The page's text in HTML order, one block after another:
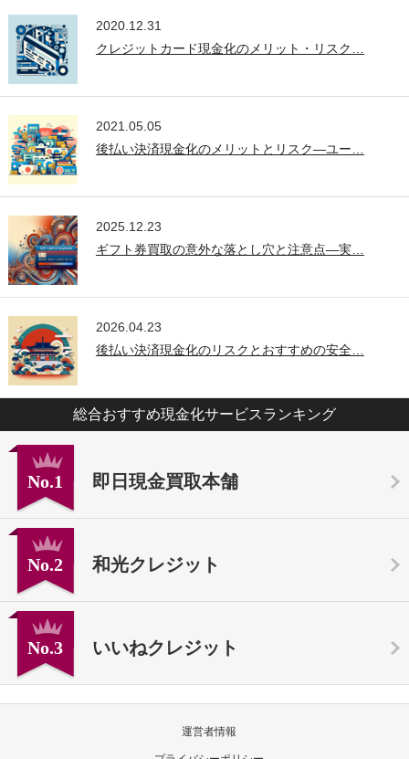
2020.12.31
クレジットカード現金化のメリット・リスク…
2021.05.05
後払い決済現金化のメリットとリスク—ユー…
2025.12.23
ギフト券買取の意外な落とし穴と注意点—実…
2026.04.23
後払い決済現金化のリスクとおすすめの安全…
総合おすすめ現金化サービスランキング
No.1 即日現金買取本舗
No.2 和光クレジット
No.3 いいねクレジット
運営者情報